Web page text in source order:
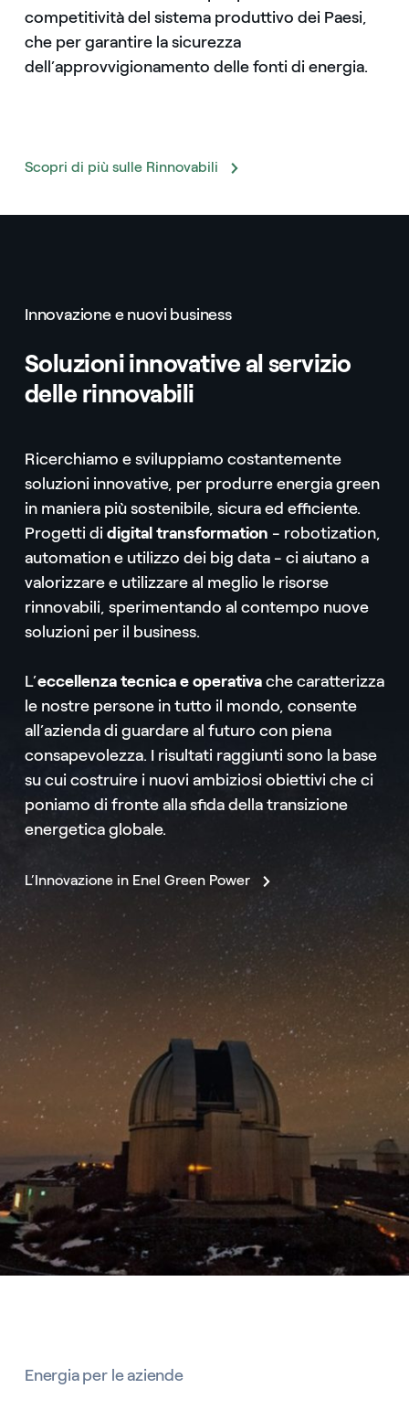
competitività del sistema produttivo dei Paesi,
che per garantire la sicurezza
dell’approvvigionamento delle fonti di energia.
Scopri di più sulle Rinnovabili
Innovazione e nuovi business
Soluzioni innovative al servizio
delle rinnovabili
Ricerchiamo e sviluppiamo costantemente
soluzioni innovative, per produrre energia green
in maniera più sostenibile, sicura ed efficiente.
Progetti di digital transformation - robotization,
automation e utilizzo dei big data - ci aiutano a
valorizzare e utilizzare al meglio le risorse
rinnovabili, sperimentando al contempo nuove
soluzioni per il business.
L’eccellenza tecnica e operativache caratterizza
le nostre persone in tutto il mondo, consente
all’azienda di guardare al futuro con piena
consapevolezza. I risultati raggiunti sono la base
su cui costruire i nuovi ambiziosi obiettivi che ci
poniamo di fronte alla sfida della transizione
energetica globale.
L’Innovazione in Enel Green Power
Energia per le aziende